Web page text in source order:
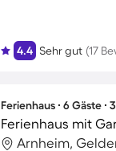
4.4 Sehr gut (17
Ferienhaus ∙ 6 Gäste ∙
Ferienhaus mit
Arnheim,